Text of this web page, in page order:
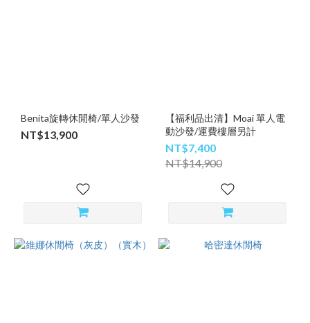
Benita旋轉休閒椅/單人沙發
NT$13,900
【福利品出清】Moai 單人電
動沙發/運費樓層另計
NT$7,400
NT$14,900